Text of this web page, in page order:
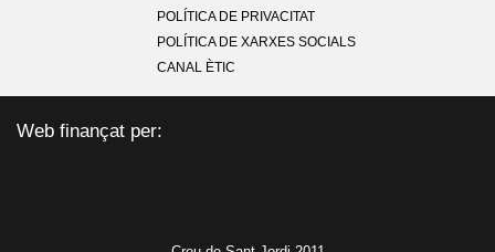
POLÍTICA DE PRIVACITAT
POLÍTICA DE XARXES SOCIALS
CANAL ÈTIC
Web finançat per: